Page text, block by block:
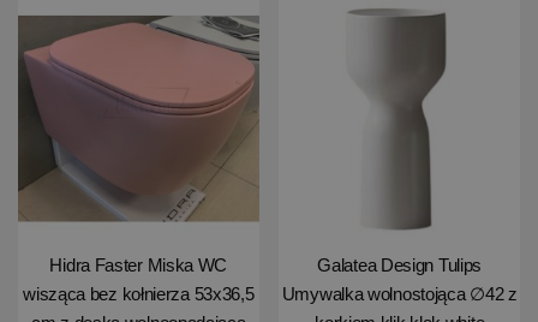
Hidra Faster Miska WC
wisząca bez kołnierza 53x36,5
Galatea Design Tulips
Umywalka wolnostojąca ∅42 z